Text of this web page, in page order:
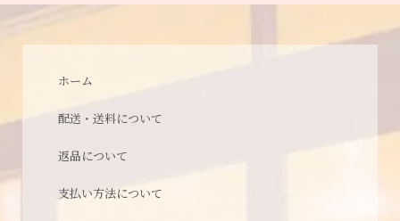
ホーム
配送・送料について
返品について
支払い方法について